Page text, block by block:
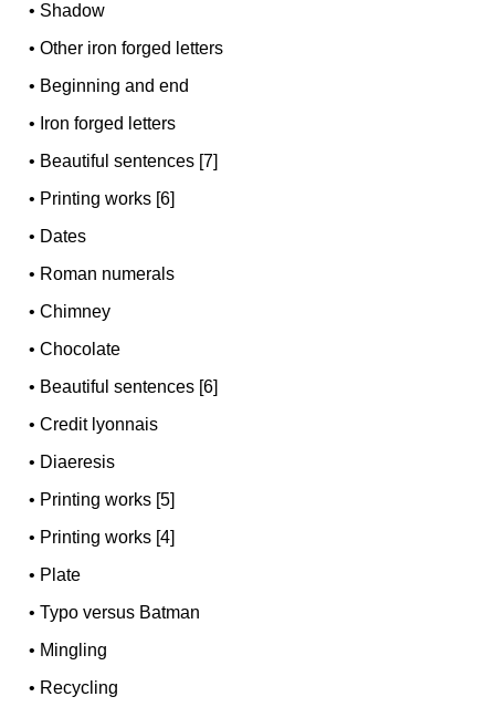
• Shadow
•Other iron forged letters
• Beginning and end
• Iron forged letters
• Beautiful sentences [7]
• Printing works [6]
• Dates
• Roman numerals
•Chimney
•Chocolate
• Beautiful sentences [6]
•Credit lyonnais
• Diaeresis
• Printing works [5]
• Printing works [4]
• Plate
•Typo versus Batman
• Mingling
• Recycling